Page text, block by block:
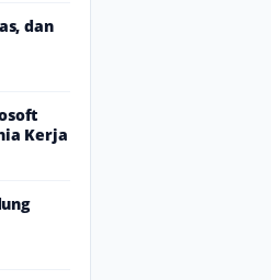
dan
Kerja